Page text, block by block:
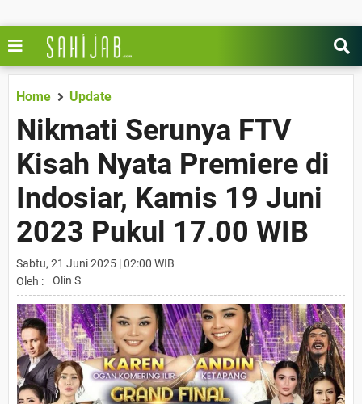
Home Update
Nikmati Serunya FTV
Kisah Nyata Premiere di
Indosiar, Kamis 19 Juni
2023 Pukul 17.00 WIB
Sabtu, 21 Juni 2025 | 02:00 WIB
Oleh :
Olin S